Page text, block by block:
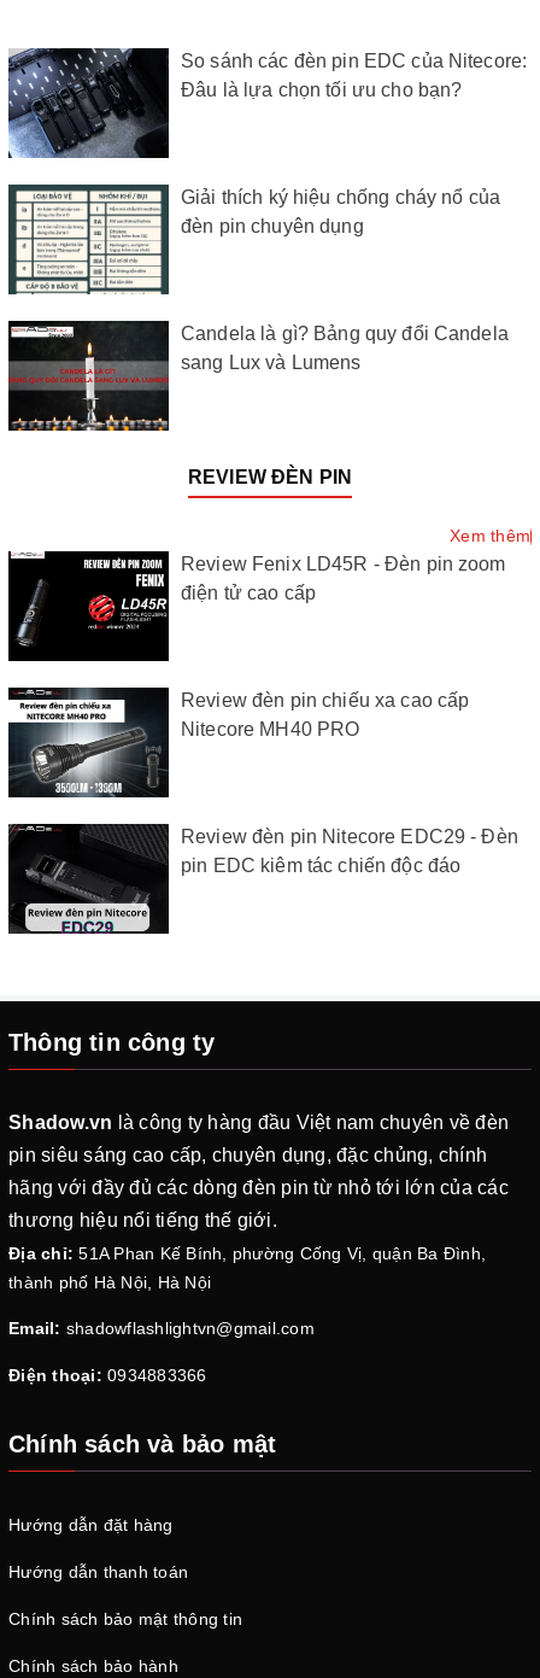
So sánh các đèn pin EDC của Nitecore:
Đâu là lựa chọn tối ưu cho bạn?
Giải thích ký hiệu chống cháy nổ của
đèn pin chuyên dụng
Candela là gì? Bảng quy đổi Candela
sang Lux và Lumens
REVIEW ĐÈN PIN
Xem thêm
Review Fenix LD45R - Đèn pin zoom
điện tử cao cấp
Review đèn pin chiếu xa cao cấp
Nitecore MH40 PRO
Review đèn pin Nitecore EDC29 - Đèn
pin EDC kiêm tác chiến độc đáo
Thông tin công ty
Shadow.vn là công ty hàng đầu Việt nam chuyên về đèn
pin siêu sáng cao cấp, chuyên dụng, đặc chủng, chính
hãng với đầy đủ các dòng đèn pin từ nhỏ tới lớn của các
thương hiệu nổi tiếng thế giới.
Địa chỉ: 51A Phan Kế Bính, phường Cống Vị, quận Ba Đình,
thành phố Hà Nội, Hà Nội
Email: shadowflashlightvn@gmail.com
Điện thoại: 0934883366
Chính sách và bảo mật
Hướng dẫn đặt hàng
Hướng dẫn thanh toán
Chính sách bảo mật thông tin
Chính sách bảo hành